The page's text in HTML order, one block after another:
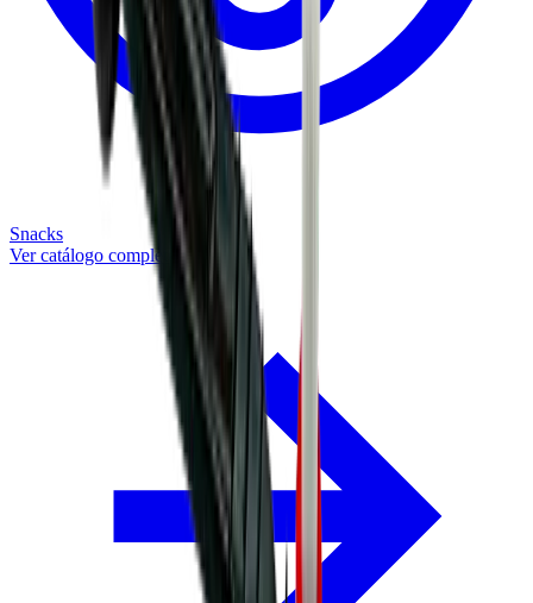
Snacks
Ver catálogo completo